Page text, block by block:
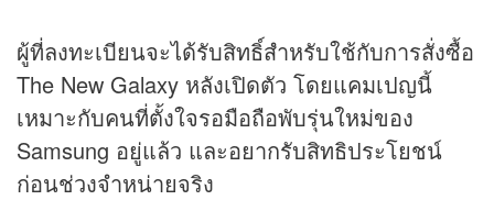
ผู้ที่ลงทะเบียนจะได้รับสิทธิ์สำหรับใช้กับการสั่งซื้อ
The New Galaxy หลังเปิดตัว โดยแคมเปญนี้
เหมาะกับคนที่ตั้งใจรอมือถือพับรุ่นใหม่ของ
Samsung อยู่แล้ว และอยากรับสิทธิประโยชน์
ก่อนช่วงจำหน่ายจริง